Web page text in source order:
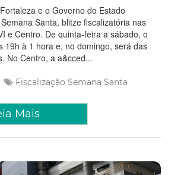
e o Governo do Estado
Santa, blitze fiscalizatória nas
e Centro. De quinta-feira a sábado, o
19h à 1 hora e, no domingo, será das
No Centro, a a&cced...
Fiscalização Semana Santa
Mais